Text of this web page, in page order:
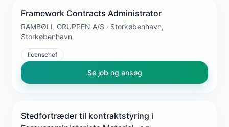
Framework Contracts Administrator
RAMBØLL GRUPPEN A/S · Storkøbenhavn,
Storkøbenhavn
licenschef
Se job og ansøg
Stedfortræder til kontraktstyring i